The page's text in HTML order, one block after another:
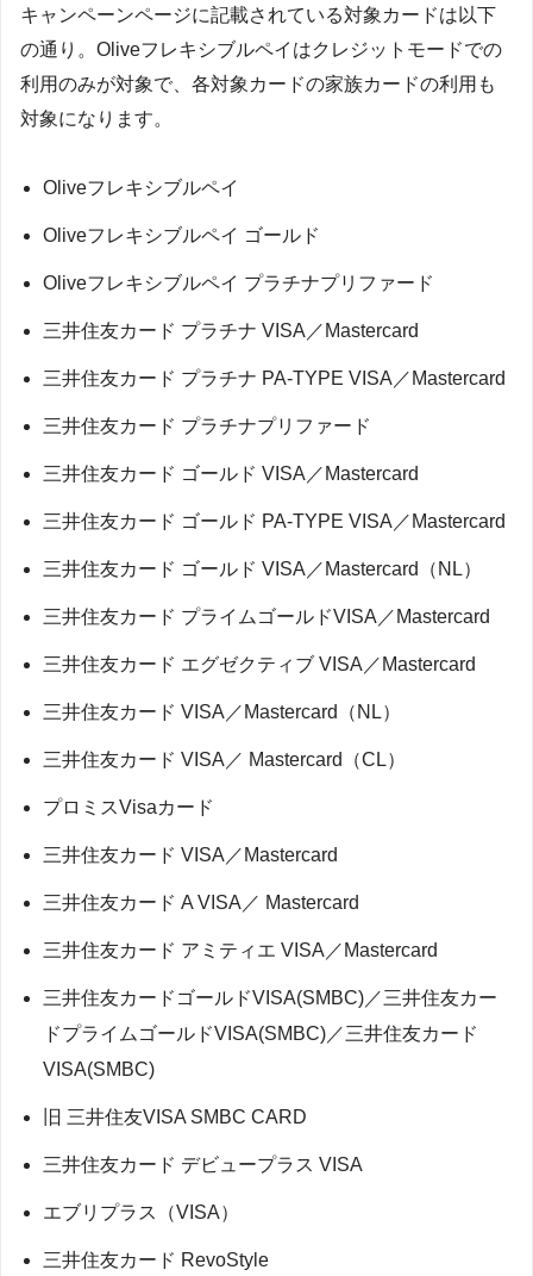
キャンペーンページに記載されている対象カードは以下
の通り。Oliveフレキシブルペイはクレジットモードでの
利用のみが対象で、各対象カードの家族カードの利用も
対象になります。
Oliveフレキシブルペイ
Oliveフレキシブルペイ ゴールド
Oliveフレキシブルペイ プラチナプリファード
三井住友カード プラチナ VISA／Mastercard
三井住友カード プラチナ PA-TYPE VISA／Mastercard
三井住友カード プラチナプリファード
三井住友カード ゴールド VISA／Mastercard
三井住友カード ゴールド PA-TYPE VISA／Mastercard
三井住友カード ゴールド VISA／Mastercard（NL）
三井住友カード プライムゴールドVISA／Mastercard
三井住友カード エグゼクティブ VISA／Mastercard
三井住友カード VISA／Mastercard（NL）
三井住友カード VISA／ Mastercard（CL）
プロミスVisaカード
三井住友カード VISA／Mastercard
三井住友カード A VISA／ Mastercard
三井住友カード アミティエ VISA／Mastercard
三井住友カードゴールドVISA(SMBC)／三井住友カー
ドプライムゴールドVISA(SMBC)／三井住友カード
VISA(SMBC)
旧 三井住友VISA SMBC CARD
三井住友カード デビュープラス VISA
エブリプラス（VISA）
三井住友カード RevoStyle